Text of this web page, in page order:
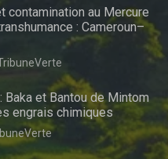
contamination au Mercure
: Cameroun–
Baka et Bantou de Mintom
engrais chimiques